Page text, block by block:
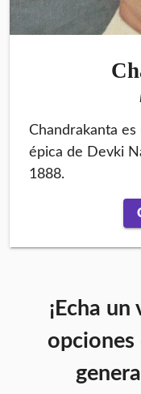
Chandrakanta
épica de Devki
1888.
¡Echa
opciones